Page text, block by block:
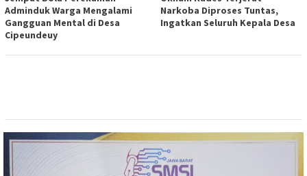
Adminduk Warga Mengalami
Gangguan Mental di Desa
Cipeundeuy
Narkoba Diproses Tuntas,
Ingatkan Seluruh Kepala Desa